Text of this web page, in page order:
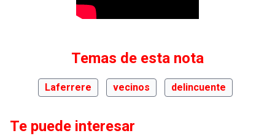
Temas de esta nota
Laferrere vecinos delincuente
Te puede interesar